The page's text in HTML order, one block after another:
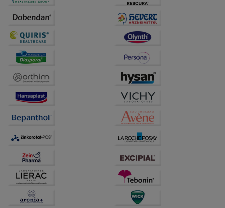
Informationen über die Art und Weise der Nutzung
unserer Website sammeln, mit deren Hilfe wir unsere
Website weiter für Sie optimieren können, den Inhalt
auf unserer Website aber auch die Werbung auf
Drittseiten möglichst relevant für Sie zu gestalten.
Bitte beachten Sie, dass Daten hierfür teilweise an
Dritte wie z.B. Google oder soziale Medien